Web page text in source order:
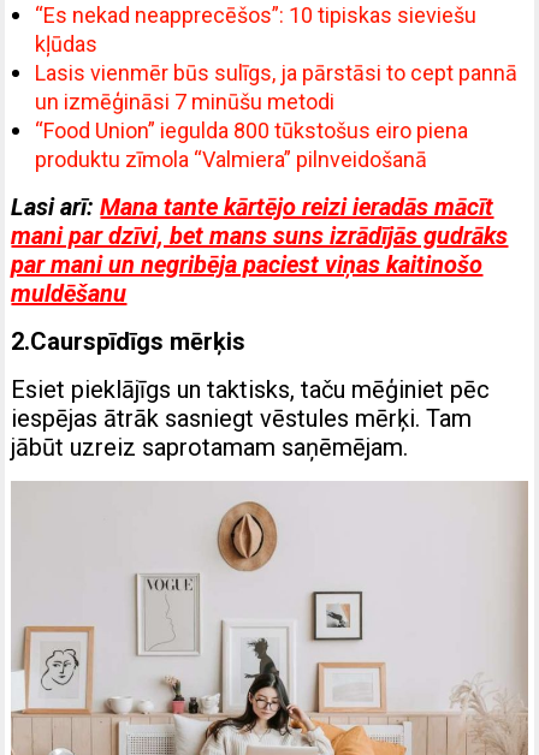
“Es nekad neapprecēšos”: 10 tipiskas sieviešu
kļūdas
Lasis vienmēr būs sulīgs, ja pārstāsi to cept pannā
un izmēģināsi 7 minūšu metodi
“Food Union” iegulda 800 tūkstošus eiro piena
produktu zīmola “Valmiera” pilnveidošanā
Lasi arī:Mana tante kārtējo reizi ieradās mācīt
mani par dzīvi, bet mans suns izrādījās gudrāks
par mani un negribēja paciest viņas kaitinošo
muldēšanu
2.Caurspīdīgs mērķis
Esiet pieklājīgs un taktisks, taču mēģiniet pēc
iespējas ātrāk sasniegt vēstules mērķi. Tam
jābūt uzreiz saprotamam saņēmējam.